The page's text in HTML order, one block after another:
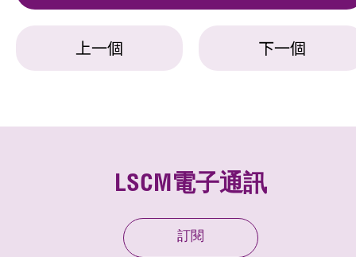
上一個 下一個
LSCM電子通訊
訂閱